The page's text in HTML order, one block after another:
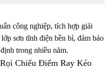
công nghiệp, tích hợp giải
sơn tĩnh điện bền bỉ, đảm bảo
trong nhiều năm.
Chiếu Điểm Ray Kéo